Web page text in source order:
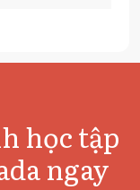
học tập
ngay